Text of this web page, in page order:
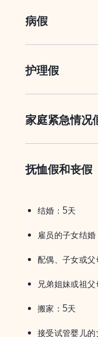
病假
护理假
家庭紧急情况
抚恤假和丧假
结婚：5天
雇员的子女结
配偶、子女或
兄弟姐妹或祖
搬家：5天
接受试管婴儿